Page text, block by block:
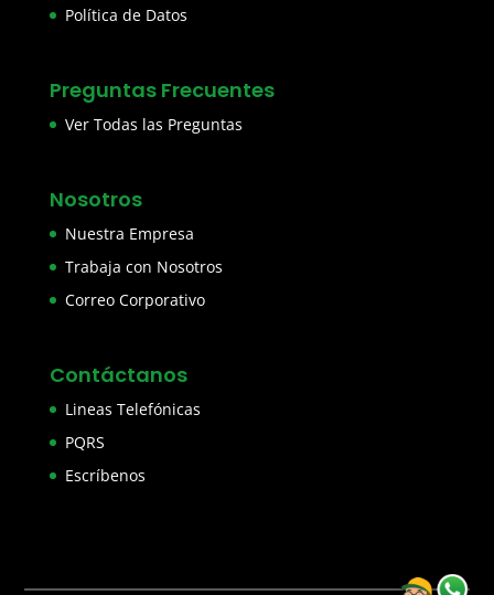
Política de Datos
Preguntas Frecuentes
Ver Todas las Preguntas
Nosotros
Nuestra Empresa
Trabaja con Nosotros
Correo Corporativo
Contáctanos
Lineas Telefónicas
PQRS
Escríbenos